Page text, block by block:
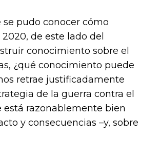
se pudo conocer cómo
de este lado del
conocimiento sobre el
¿qué conocimiento puede
retrae justificadamente
de la guerra contra el
razonablemente bien
y consecuencias –y, sobre